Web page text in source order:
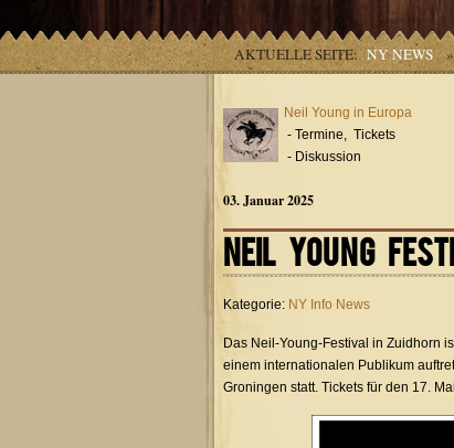
AKTUELLE SEITE: NY NEWS
Neil Young in Europa
- Termine, Tickets
- Diskussion
03. Januar 2025
NEIL YOUNG
Kategorie: NY Info News
Das Neil-Young-Festival in Zuidhorn
einem internationalen Publikum
Groningen statt. Tickets für den 17.